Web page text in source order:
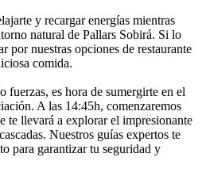
y recargar energías mientras
natural de Pallars Sobirá. Si lo
por nuestras opciones de restaurante
comida.
fuerzas, es hora de sumergirte en el
A las 14:45h, comenzaremos
te llevará a explorar el impresionante
Nuestros guías expertos te
para garantizar tu seguridad y